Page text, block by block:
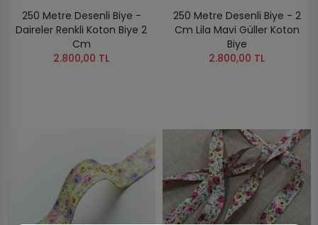
250 Metre Desenli Biye -
Daireler Renkli Koton Biye 2
Cm
2.800,00 TL
250 Metre Desenli Biye - 2
Cm Lila Mavi Güller Koton
Biye
2.800,00 TL